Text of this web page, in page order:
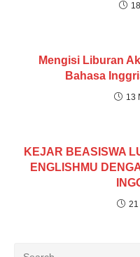
Mengisi Liburan
Bahasa
13
KEJAR BEASISWA
ENGLISHMU
21